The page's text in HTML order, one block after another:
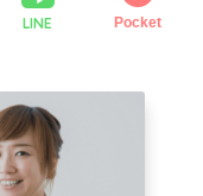
LINE Pocket